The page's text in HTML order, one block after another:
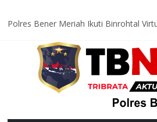
Polres Bener Meriah Ikuti Binrohtal
Satlantas Polres Bener Meriah Hadir di
Lalu Lintas Aman dan Lancar bagi
Polsek Syiah Utama Monitoring
Terdampak Bencana Tempati Hunian
Polsek Pintu Rime Gayo Pantau Akses